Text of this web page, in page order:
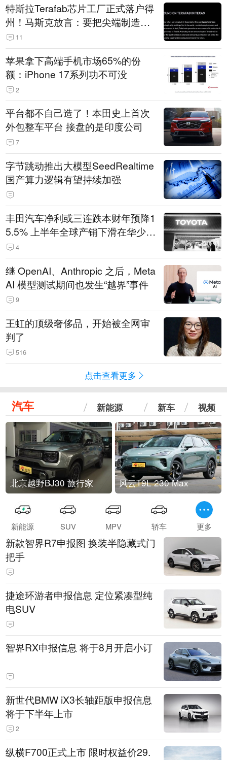
特斯拉Terafab芯片工厂正式落户得
州！马斯克放言：要把尖端制造带
回美国
11
苹果拿下高端手机市场65%的份
额：iPhone 17系列功不可没
2
平台都不自己造了！本田史上首次
外包整车平台 接盘的是印度公司
7
字节跳动推出大模型SeedRealtime
国产算力逻辑有望持续加强
丰田汽车净利或三连跌本财年预降1
5.5% 上半年全球产销下滑在华少卖
14.3万辆
4
继 OpenAI、Anthropic 之后，Meta
AI 模型测试期间也发生“越界”事件
9
王虹的顶级奢侈品，开始被全网审
判了
516
点击查看更多
汽车 新能源 新车 视频
北京越野BJ30 旅行家 风云T9L 230 Max
新能源 SUV MPV 轿车 更多
新款智界R7申报图 换装半隐藏式门
把手
捷途环游者申报信息 定位紧凑型纯
电SUV
智界RX申报信息 将于8月开启小订
新世代BMW iX3长轴距版申报信息
将于下半年上市
2
纵横F700正式上市 限时权益价29.